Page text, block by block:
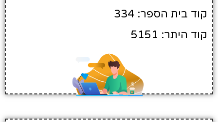
קוד בית הספר: 334
קוד היתר: 5151